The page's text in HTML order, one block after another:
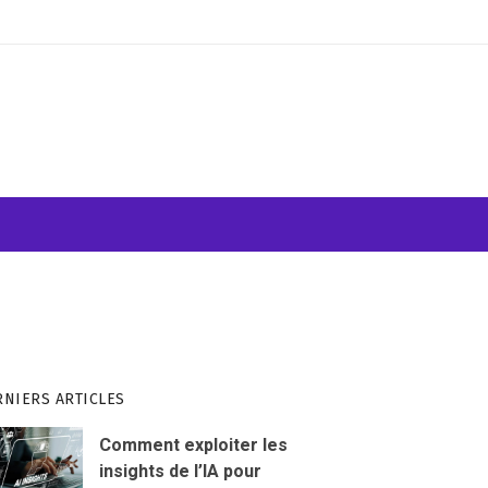
ARTICLES
Comment exploiter les
insights de l’IA pour